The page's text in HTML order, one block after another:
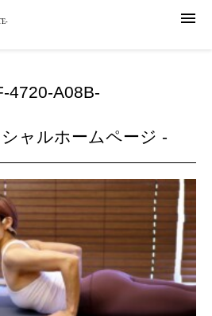

4720-A08B-
ャルホームページ -